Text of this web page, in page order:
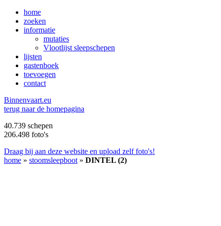
home
zoeken
informatie
mutaties
Vlootlijst sleepschepen
lijsten
gastenboek
toevoegen
contact
Binnenvaart.eu
terug naar de homepagina
40.739 schepen
206.498 foto's
Draag bij aan deze website en upload zelf foto's!
home » stoomsleepboot » DINTEL (2)